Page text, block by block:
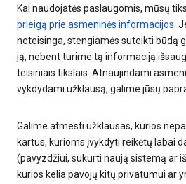
Kai naudojatės paslaugomis, mūsų
prieigą prie asmeninės informacijos.
neteisinga, stengiamės suteikti būdą
ją, nebent turime tą informaciją
teisiniais tikslais. Atnaujindami
vykdydami užklausą, galime jūsų
Galime atmesti užklausas, kurios
kartus, kurioms įvykdyti reikėtų labai
(pavyzdžiui, sukurti naują sistemą ar
kurios kelia pavojų kitų privatumui ar